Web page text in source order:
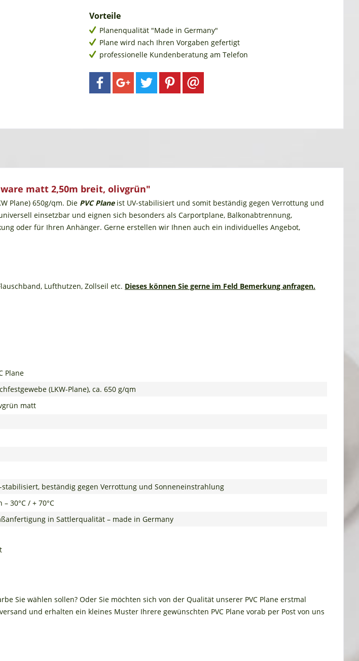
Vorteile
Planenqualität "Made in Germany"
Plane wird nach Ihren Vorgaben gefertigt
professionelle Kundenberatung am Telefon
matt 2,50m breit, olivgrün"
Plane) 650g/qm. Die PVC Planeist UV-stabilisiert und somit beständig gegen Verrottung und
einsetzbar und eignen sich besonders als Carportplane, Balkonabtrennung,
oder für Ihren Anhänger. Gerne erstellen wir Ihnen auch ein individuelles Angebot,
Lufthutzen, Zollseil etc. Dieses können Sie gerne im Feld Bemerkung anfragen.
Plane
(LKW-Plane), ca. 650 g/qm
matt
stabilisiert, beständig gegen Verrottung und Sonneneinstrahlung
– 30°C / + 70°C
in Sattlerqualität – made in Germany
Sie wählen sollen? Oder Sie möchten sich von der Qualität unserer PVC Plane erstmal
und erhalten ein kleines Muster Ihrere gewünschten PVC Plane vorab per Post von uns